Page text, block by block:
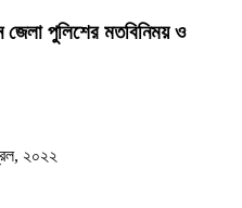
জেলা পুলিশের মতবিনিময় ও
২০২২